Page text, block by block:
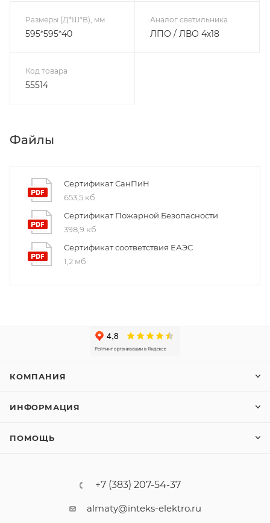
Размеры (Д*Ш*В), мм
595*595*40
Аналог светильника
ЛПО / ЛВО 4х18
Код товара
55514
Файлы
Сертификат СанПиН
653,5 кб
Сертификат Пожарной Безопасности
398,9 кб
Сертификат соответствия ЕАЭС
1,2 мб
КОМПАНИЯ
ИНФОРМАЦИЯ
ПОМОЩЬ
+7 (383) 207-54-37
almaty@inteks-elektro.ru